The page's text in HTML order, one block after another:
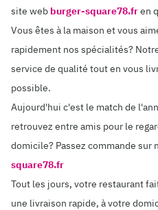
site web burger-square78.fren
Vous êtes à la maison et vous
rapidement nos spécialités?
service de qualité tout en vous
possible.
Aujourd'hui c'est le match de
retrouvez entre amis pour le
domicile? Passez commande sur
square78.fr
Tout les jours, votre restaurant
une livraison rapide, à votre